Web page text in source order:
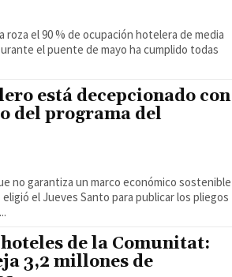
roza el 90 % de ocupación hotelera de media
el puente de mayo ha cumplido todas
está decepcionado con
del programa del
no garantiza un marco económico sostenible
de la Comunitat:
3,2 millones de